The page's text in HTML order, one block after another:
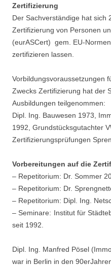
Zertifizierung
Der Sachverständige hat sich
Zertifizierung von Personen
(eurASCert) gem. EU-
zertifizieren lassen.
Vorbildungsvoraussetzungen
Zwecks Zertifizierung hat der
Ausbildungen teilgenommen:
Dipl. Ing. Bauwesen 1973,
1992, Grundstücksgutachter
Zertifizierungsprüfungen
Vorbereitungen auf die
– Repetitorium: Dr. Sommer
– Repetitorium: Dr.
– Repetitorium: Dipl. Ing.
– Seminare: Institut für
seit 1992.
Dipl. Ing. Manfred Pösel
war in Berlin in den